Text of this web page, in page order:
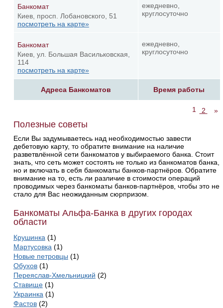
Адреса Банкоматов Время работы
Банкомат
Киев, просп. Лобановского, 51
посмотреть на карте»
ежедневно,
круглосуточно
Банкомат
Киев, ул. Большая Васильковская,
114
посмотреть на карте»
ежедневно,
круглосуточно
1 2 »
Полезные советы
Если Вы задумываетесь над необходимостью завести
дебетовую карту, то обратите внимание на наличие
разветвлённой сети банкоматов у выбираемого банка. Стоит
знать, что сеть может состоять не только из банкоматов банка,
но и включать в себя банкоматы банков-партнёров. Обратите
внимание на то, есть ли различие в стоимости операций
проводимых через банкоматы банков-партнёров, чтобы это не
стало для Вас неожиданным сюрпризом.
Банкоматы Альфа-Банка в других городах
области
Крушинка (1)
Мартусовка (1)
Новые петровцы (1)
Обухов(1)
Переяслав-Хмельницкий (2)
Ставище(1)
Украинка (1)
Фастов(2)